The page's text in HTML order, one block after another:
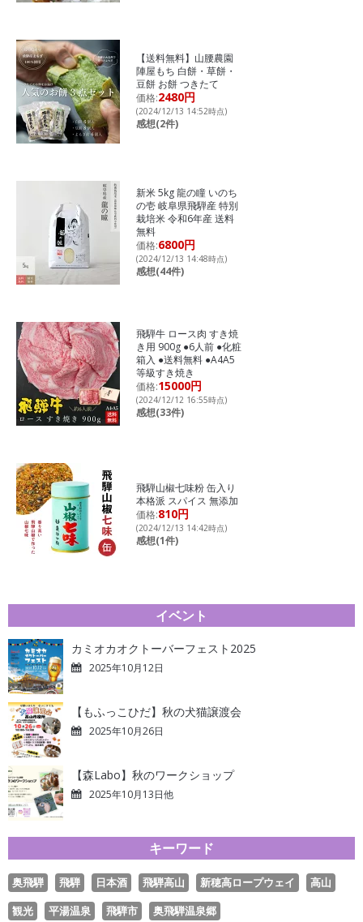
【送料無料】山腰農園
陣屋もち 白餅・草餅・
豆餅 お餅 つきたて
価格:2480円
(2024/12/13 14:52時点)
感想(2件)
新米 5kg 龍の瞳 いのち
の壱 岐阜県飛騨産 特別
栽培米 令和6年産 送料
無料
価格:6800円
(2024/12/13 14:48時点)
感想(44件)
飛騨牛 ロース肉 すき焼
き用 900g ●6人前 ●化粧
箱入 ●送料無料 ●A4A5
等級すき焼き
価格:15000円
(2024/12/12 16:55時点)
感想(33件)
飛騨山椒七味粉 缶入り
本格派 スパイス 無添加
価格:810円
(2024/12/13 14:42時点)
感想(1件)
イベント
カミオカオクトーバーフェスト2025
2025年10月12日
【もふっこひだ】秋の犬猫譲渡会
2025年10月26日
【森Labo】秋のワークショップ
2025年10月13日他
キーワード
奥飛騨 飛騨 日本酒 飛騨高山 新穂高ロープウェイ
高山
観光
平湯温泉 飛騨市 奥飛騨温泉郷